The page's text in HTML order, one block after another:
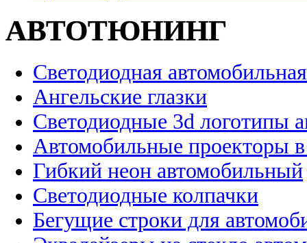
АВТОТЮНИНГ
Светодиодная
Ангельские глазки
Светодиодные 3d логотипы
Автомобильные проекторы
Гибкий неон автомобильный
Светодиодные колпачки
Бегущие строки для